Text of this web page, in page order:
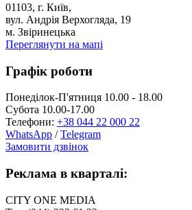
01103, г. Київ,
вул. Андрія Верхогляда, 19
м. Звіринецька
Переглянути на мапі
Графік роботи
Понеділок-П'ятниця 10.00 - 18.00
Субота 10.00-17.00
Телефони: +38 044 22 000 22
WhatsApp /Telegram
Замовити дзвінок
Реклама в кварталі:
CITY ONE MEDIA